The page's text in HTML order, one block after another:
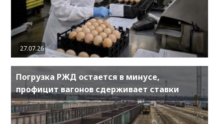
27.07.26
Погрузка РЖД остается в минусе,
профицит вагонов сдерживает ставки